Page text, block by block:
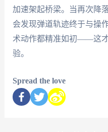
加速架起桥梁。当再次降
会发现弹道轨迹终于与操
术动作都精准如初——这
验。
Spread the love